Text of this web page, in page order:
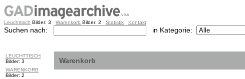
Leuchttisch Bilder: 3 Warenkorb Bilder: 2 Statistik Kontakt
Suchen nach: in Kategorie:
LEUCHTTISCH
Bilder: 3
WARENKORB
Bilder: 2
Warenkorb